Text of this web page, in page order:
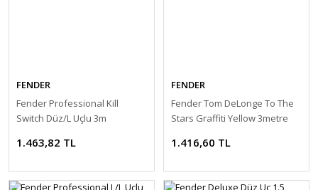
FENDER
Fender Professional Kill
Switch Düz/L Uçlu 3m
1.463,82 TL
FENDER
Fender Tom DeLonge To The
Stars Graffiti Yellow 3metre
1.416,60 TL